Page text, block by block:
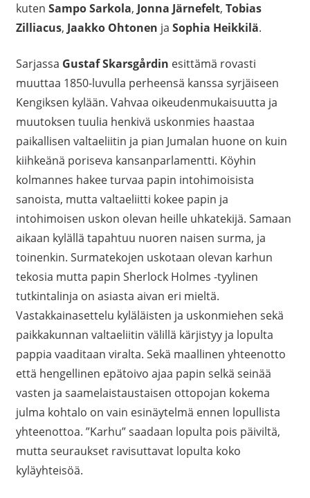
kuten Sampo Sarkola, Jonna Järnefelt, Tobias
Zilliacus, Jaakko Ohtonen ja Sophia Heikkilä.
Sarjassa Gustaf Skarsgårdin esittämä rovasti
muuttaa 1850-luvulla perheensä kanssa syrjäiseen
Kengiksen kylään. Vahvaa oikeudenmukaisuutta ja
muutoksen tuulia henkivä uskonmies haastaa
paikallisen valtaeliitin ja pian Jumalan huone on kuin
kiihkeänä poriseva kansanparlamentti. Köyhin
kolmannes hakee turvaa papin intohimoisista
sanoista, mutta valtaeliitti kokee papin ja
intohimoisen uskon olevan heille uhkatekijä. Samaan
aikaan kylällä tapahtuu nuoren naisen surma, ja
toinenkin. Surmatekojen uskotaan olevan karhun
tekosia mutta papin Sherlock Holmes -tyylinen
tutkintalinja on asiasta aivan eri mieltä.
Vastakkainasettelu kyläläisten ja uskonmiehen sekä
paikkakunnan valtaeliitin välillä kärjistyy ja lopulta
pappia vaaditaan viralta. Sekä maallinen yhteenotto
että hengellinen epätoivo ajaa papin selkä seinää
vasten ja saamelaistaustaisen ottopojan kokema
julma kohtalo on vain esinäytelmä ennen lopullista
yhteenottoa. ”Karhu” saadaan lopulta pois päiviltä,
mutta seuraukset ravisuttavat lopulta koko
kyläyhteisöä.